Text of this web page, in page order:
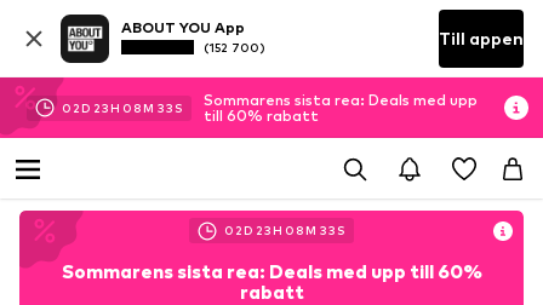
ABOUT YOU App
(152 700) Till appen
02D 23H 08M 30 S
Sommarens sista rea: Deals med upp
till 60% rabatt
02D 23H 08M 30 S
Sommarens sista rea: Deals med upp till 60%
rabatt